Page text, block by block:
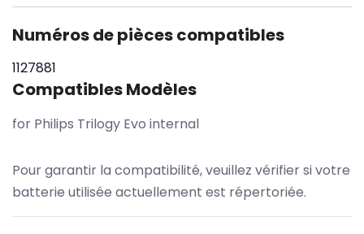
Numéros de pièces compatibles
1127881
Compatibles Modèles
for Philips Trilogy Evo internal
Pour garantir la compatibilité, veuillez vérifier si votre
batterie utilisée actuellement est répertoriée.